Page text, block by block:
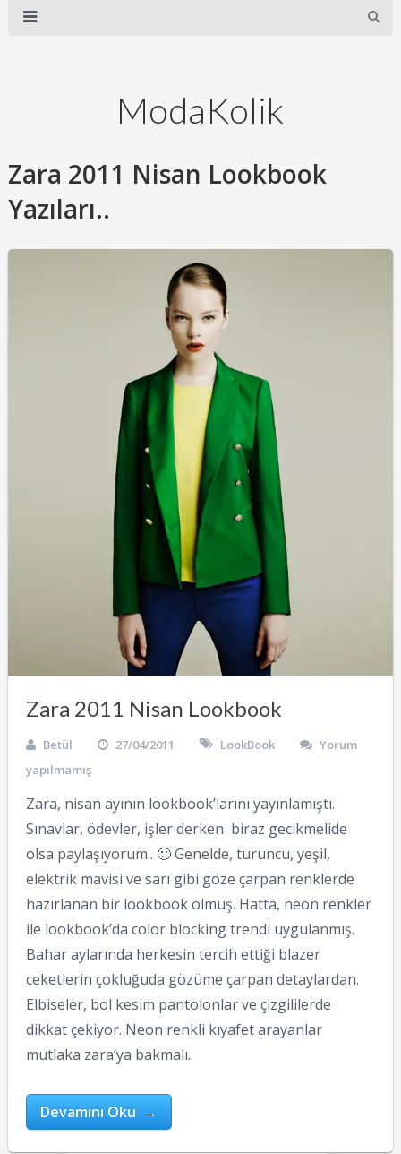
ModaKolik
Zara 2011 Nisan Lookbook
Yazıları..
Zara 2011 Nisan Lookbook
Betül 27/04/2011 LookBook
Yorum
yapılmamış
Zara, nisan ayının lookbook’larını yayınlamıştı.
Sınavlar, ödevler, işler derken biraz gecikmelide
olsa paylaşıyorum.. 🙂 Genelde, turuncu, yeşil,
elektrik mavisi ve sarı gibi göze çarpan renklerde
hazırlanan bir lookbook olmuş. Hatta, neon renkler
ile lookbook’da color blocking trendi uygulanmış.
Bahar aylarında herkesin tercih ettiği blazer
ceketlerin çokluğuda gözüme çarpan detaylardan.
Elbiseler, bol kesim pantolonlar ve çizgililerde
dikkat çekiyor. Neon renkli kıyafet arayanlar
mutlaka zara’ya bakmalı..
Devamını Oku →